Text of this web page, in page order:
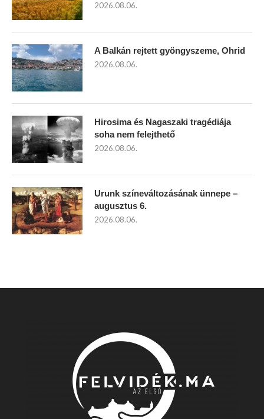
2026.08.06.
A Balkán rejtett gyöngyszeme, Ohrid
2026.08.06.
Hirosima és Nagaszaki tragédiája
soha nem felejthető
2026.08.06.
Urunk színeváltozásának ünnepe –
augusztus 6.
2026.08.06.